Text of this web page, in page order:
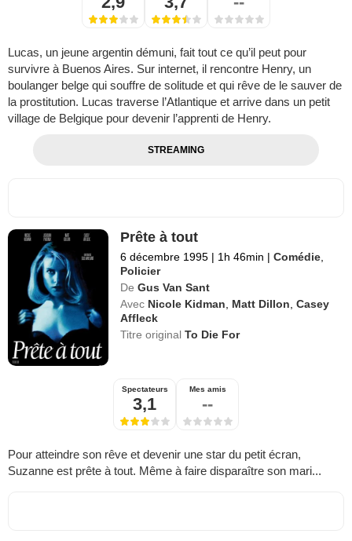
Lucas, un jeune argentin démuni, fait tout ce qu’il peut pour
survivre à Buenos Aires. Sur internet, il rencontre Henry, un
boulanger belge qui souffre de solitude et qui rêve de le sauver de
la prostitution. Lucas traverse l’Atlantique et arrive dans un petit
village de Belgique pour devenir l’apprenti de Henry.
STREAMING
Prête à tout
6 décembre 1995 | 1h 46min | Comédie
Policier
De Gus Van Sant
Avec Nicole Kidman Matt Dillon ,Casey
Affleck
Titre originalTo Die For
Spectateurs
3,1
Mes amis
--
Pour atteindre son rêve et devenir une star du petit écran,
Suzanne est prête à tout. Même à faire disparaître son mari...